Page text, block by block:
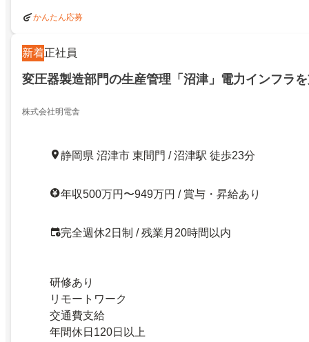
かんたん応募
新着正社員
変圧器製造部門の生産管理「沼津」電力インフラ
株式会社明電舎
静岡県 沼津市 東間門 / 沼津駅 徒歩23分
年収500万円〜949万円 / 賞与・昇給あり
完全週休2日制 / 残業月20時間以内
研修あり
リモートワーク
交通費支給
年間休日120日以上